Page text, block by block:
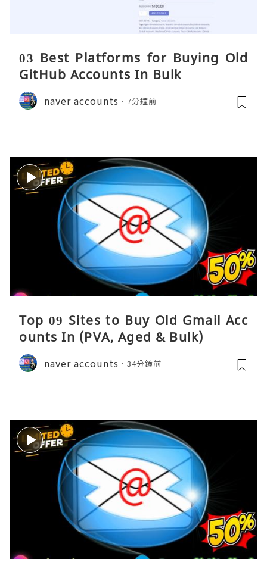
03 Best Platforms for Buying Old
GitHub Accounts In Bulk
naver accounts 7分鐘前
Top 09 Sites to Buy Old Gmail Acc
ounts In (PVA, Aged & Bulk)
naver accounts 34分鐘前